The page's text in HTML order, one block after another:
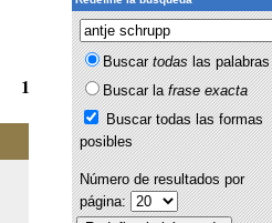
1
Buscartodaslas palabras
Buscar lafrase exacta
Buscar todas las formas
posibles
Número de resultados por
página: